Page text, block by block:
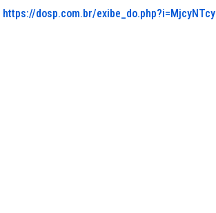
https://dosp.com.br/exibe_do.php?i=MjcyNTcy